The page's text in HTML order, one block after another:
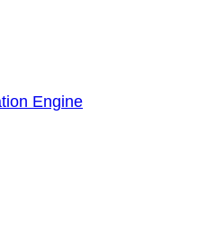
Engine